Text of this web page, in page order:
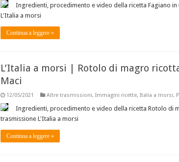
Ingredienti, procedimento e video della ricetta Fagiano
L'Italia a morsi
Continua a leggere »
L’Italia a morsi | Rotolo di magro
Maci
12/05/2021 Altre trasmissioni, Immagini ricette, Italia a morsi,
Ingredienti, procedimento e video della ricetta Rotolo di
trasmissione L'Italia a morsi
Continua a leggere »